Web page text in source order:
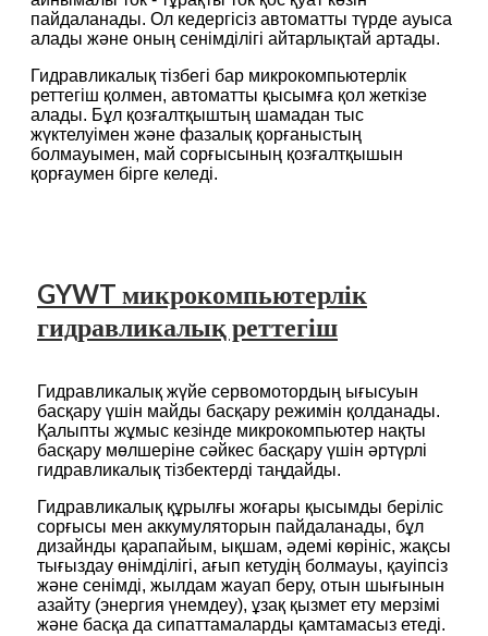
пайдаланады. Ол кедергісіз автоматты түрде ауыса
алады және оның сенімділігі айтарлықтай артады.
Гидравликалық тізбегі бар микрокомпьютерлік
реттегіш қолмен, автоматты қысымға қол жеткізе
алады. Бұл қозғалтқыштың шамадан тыс
жүктелуімен және фазалық қорғаныстың
болмауымен, май сорғысының қозғалтқышын
қорғаумен бірге келеді.
GYWT микрокомпьютерлік
гидравликалық реттегіш
Гидравликалық жүйе сервомотордың ығысуын
басқару үшін майды басқару режимін қолданады.
Қалыпты жұмыс кезінде микрокомпьютер нақты
басқару мөлшеріне сәйкес басқару үшін әртүрлі
гидравликалық тізбектерді таңдайды.
Гидравликалық құрылғы жоғары қысымды беріліс
сорғысы мен аккумуляторын пайдаланады, бұл
дизайнды қарапайым, ықшам, әдемі көрініс, жақсы
тығыздау өнімділігі, ағып кетудің болмауы, қауіпсіз
және сенімді, жылдам жауап беру, отын шығынын
азайту (энергия үнемдеу), ұзақ қызмет ету мерзімі
және басқа да сипаттамаларды қамтамасыз етеді.